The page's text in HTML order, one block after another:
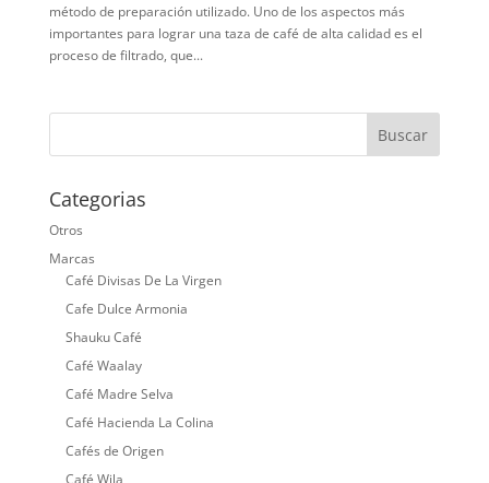
método de preparación utilizado. Uno de los aspectos más
importantes para lograr una taza de café de alta calidad es el
proceso de filtrado, que...
Categorias
Otros
Marcas
Café Divisas De La Virgen
Cafe Dulce Armonia
Shauku Café
Café Waalay
Café Madre Selva
Café Hacienda La Colina
Cafés de Origen
Café Wila